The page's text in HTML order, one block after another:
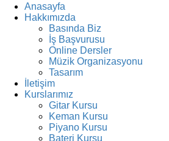
Anasayfa
Hakkımızda
Basında Biz
İş Başvurusu
Online Dersler
Müzik Organizasyonu
Tasarım
İletişim
Kurslarımız
Gitar Kursu
Keman Kursu
Piyano Kursu
Bateri Kursu